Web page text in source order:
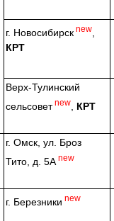
г. Новосибирск new
КРТ
Верх-Тулинский
сельсовет new КРТ
г. Омск, ул. Броз
Тито, д. 5А new
г. Березники new